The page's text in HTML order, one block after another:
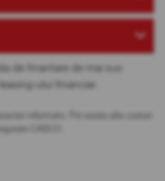
de finantare de mai sus
ului financiar.
informativ. Pot exista alte costuri
CASCO.